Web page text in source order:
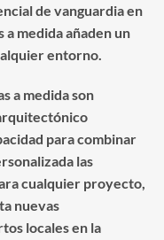
de vanguardia en
a medida añaden un
entorno.
a medida son
para combinar
las
cualquier proyecto,
nuevas
locales en la